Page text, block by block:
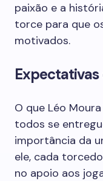
paixão e a
torce para que
motivados.
Expectativas
O que Léo
todos se
importância da
ele, cada
no apoio aos